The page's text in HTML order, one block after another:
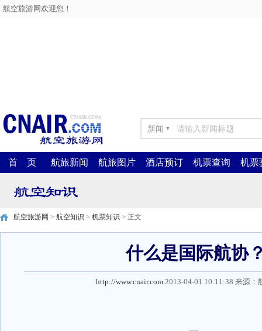
航空旅游网欢迎您！
新闻 ▼
首 页 航旅新闻 航旅图片 酒店预订 机票查询 机票
航空旅游网 > 航空知识 > 机票知识 > 正文
什么是国际航协
http://www.cnair.com 2013-04-01 10:11:38 来源：